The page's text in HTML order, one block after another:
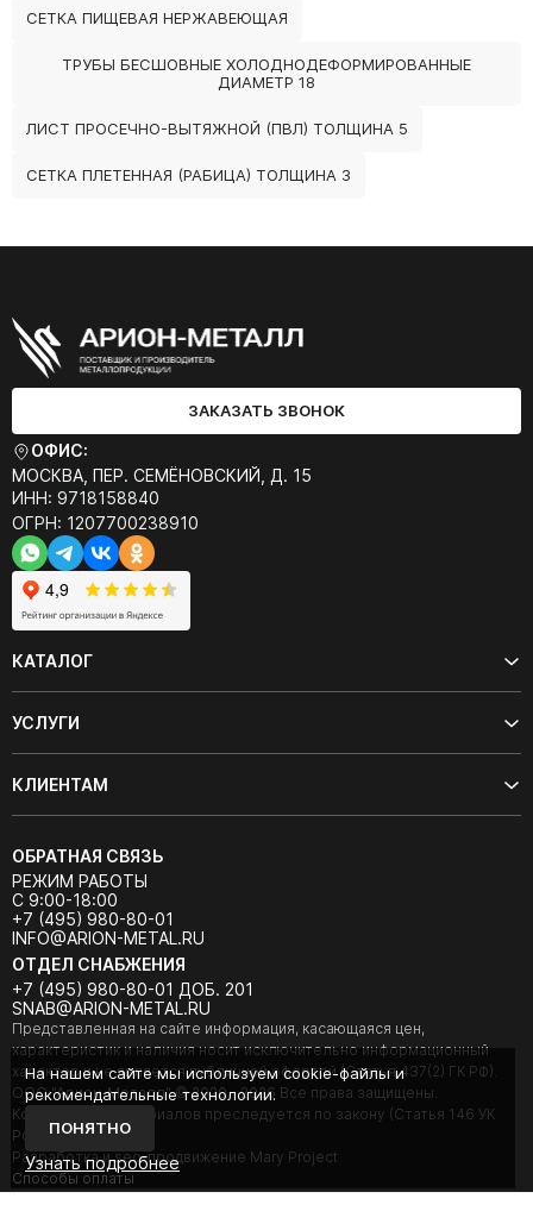
СЕТКА ПИЩЕВАЯ НЕРЖАВЕЮЩАЯ
ТРУБЫ БЕСШОВНЫЕ ХОЛОДНОДЕФОРМИРОВАННЫЕ
ДИАМЕТР 18
ЛИСТ ПРОСЕЧНО-ВЫТЯЖНОЙ (ПВЛ) ТОЛЩИНА 5
СЕТКА ПЛЕТЕННАЯ (РАБИЦА) ТОЛЩИНА 3
ЗАКАЗАТЬ ЗВОНОК
ОФИС:
МОСКВА, ПЕР. СЕМЁНОВСКИЙ, Д. 15
ИНН: 9718158840
ОГРН: 1207700238910
КАТАЛОГ
УСЛУГИ
КЛИЕНТАМ
ОБРАТНАЯ СВЯЗЬ
РЕЖИМ РАБОТЫ
С 9:00-18:00
+7 (495) 980-80-01
INFO@ARION-METAL.RU
ОТДЕЛ СНАБЖЕНИЯ
+7 (495) 980-80-01 ДОБ. 201
SNAB@ARION-METAL.RU
Представленная на сайте информация, касающаяся цен,
характеристик и наличия носит исключительно информационный
характер и не является публичной офертой (Статья 437(2) ГК РФ).
ООО "Арион-Металл" © 2020 - 2026 Все права защищены.
Копирование материалов преследуется по закону (Статья 146 УК
РФ).
Разработка и seo-продвижение Mary Project
Cпособы оплаты
На нашем сайте мы используем cookie-файлы и
рекомендательные технологии.
ПОНЯТНО
Узнать подробнее